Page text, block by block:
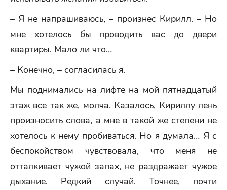
– Я не напрашиваюсь, – произнес Кирилл. – Но
мне хотелось бы проводить вас до двери
квартиры. Мало ли что…
– Конечно, – согласилась я.
Мы поднимались на лифте на мой пятнадцатый
этаж все так же, молча. Казалось, Кириллу лень
произносить слова, а мне в такой же степени не
хотелось к нему пробиваться. Но я думала… Я с
беспокойством чувствовала, что меня не
отталкивает чужой запах, не раздражает чужое
дыхание. Редкий случай. Точнее, почти